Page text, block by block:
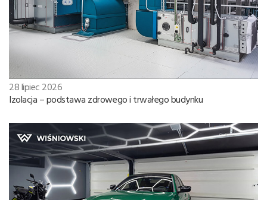
28 lipiec 2026
Izolacja – podstawa zdrowego i trwałego budynku